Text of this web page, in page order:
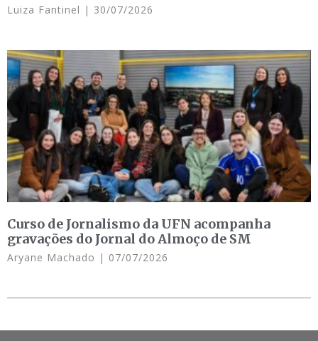
Luiza Fantinel 30/07/2026
Curso de Jornalismo da UFN acompanha
gravações do Jornal do Almoço de SM
Aryane Machado 07/07/2026